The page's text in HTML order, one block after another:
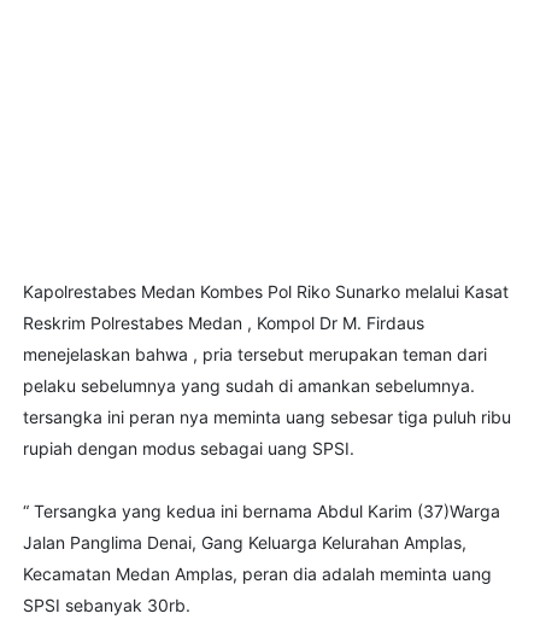
Kapolrestabes Medan Kombes Pol Riko Sunarko melalui Kasat
Reskrim Polrestabes Medan , Kompol Dr M. Firdaus
menejelaskan bahwa , pria tersebut merupakan teman dari
pelaku sebelumnya yang sudah di amankan sebelumnya.
tersangka ini peran nya meminta uang sebesar tiga puluh ribu
rupiah dengan modus sebagai uang SPSI.
“ Tersangka yang kedua ini bernama Abdul Karim (37)Warga
Jalan Panglima Denai, Gang Keluarga Kelurahan Amplas,
Kecamatan Medan Amplas, peran dia adalah meminta uang
SPSI sebanyak 30rb.